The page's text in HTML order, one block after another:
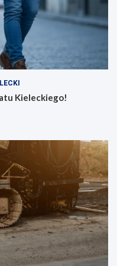
Kieleckiego!